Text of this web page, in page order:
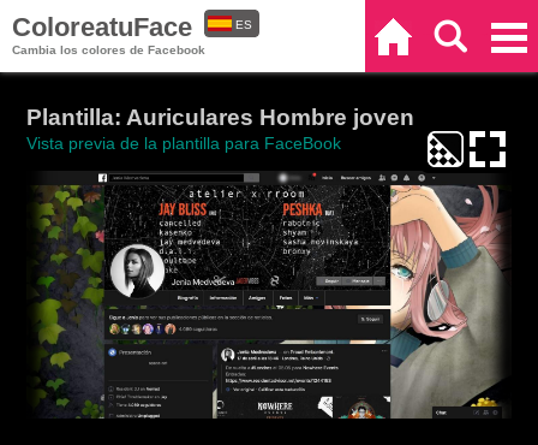
ColoreatuFace
Cambia los colores de Facebook
ES
Plantilla: Auriculares Hombre joven
Vista previa de la plantilla para FaceBook